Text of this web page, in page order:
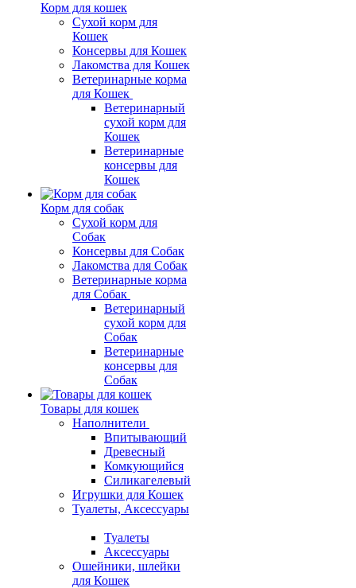
Корм для кошек
Сухой корм для
Кошек
Консервы для Кошек
Лакомства для Кошек
Ветеринарные корма
для Кошек
Ветеринарный
сухой корм для
Кошек
Ветеринарные
консервы для
Кошек
Корм для собак
Сухой корм для
Собак
Консервы для Собак
Лакомства для Собак
Ветеринарные корма
для Собак
Ветеринарный
сухой корм для
Собак
Ветеринарные
консервы для
Собак
Товары для кошек
Наполнители
Впитывающий
Древесный
Комкующийся
Силикагелевый
Игрушки для Кошек
Туалеты, Аксессуары
Туалеты
Аксессуары
Ошейники, шлейки
для Кошек